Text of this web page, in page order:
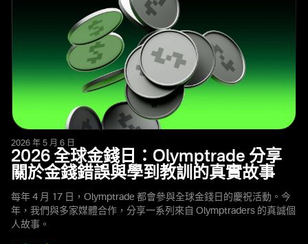
2026 年 5 月 6 日
2026 全球金錢日：Olymptrade 分享
關於金錢錯誤與學到教訓的真實故事
每年 4 月 17 日，Olymptrade 都會參與全球金錢日的慶祝活動。今
年，我們與多家媒體合作，分享一系列來自 Olymptraders 的真誠個
人故事。